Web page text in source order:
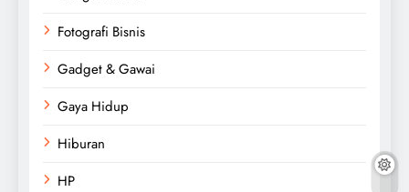
Fotografi Bisnis
Gadget & Gawai
Gaya Hidup
Hiburan
HP